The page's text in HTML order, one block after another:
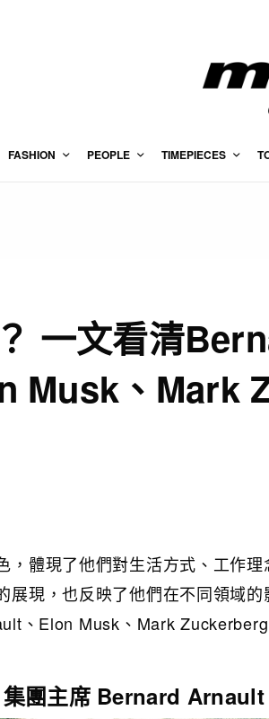
FASHION PEOPLE TIMEPIECES
一文看清
Musk、Mark
，體現了他們對生活方式、工作
展現，也反映了他們在不同領域
、Elon Musk、Mark
團主席 Bernard